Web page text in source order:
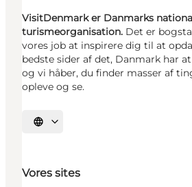
VisitDenmark er Danmarks
turismeorganisation. Det er
vores job at inspirere dig til at
bedste sider af det, Danmark har
og vi håber, du finder masser af
opleve og se.
Vælg sprog
Vores sites